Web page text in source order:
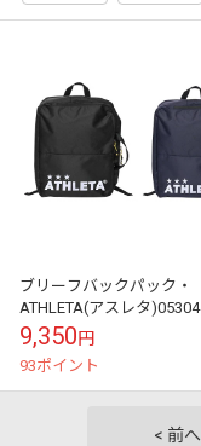
ブリーフバックパック・
ATHLETA(アスレタ)05304
9,350円
93ポイント
< 前へ